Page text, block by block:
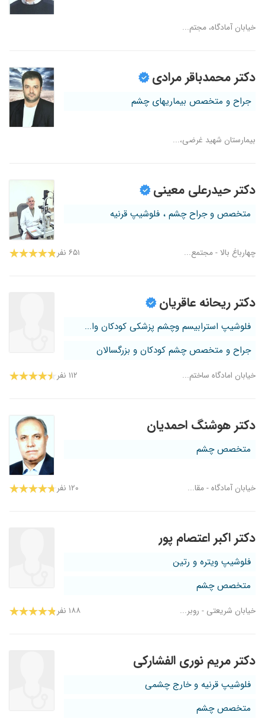
خیابان آمادگاه، مجتم...
دکتر محمدباقر مرادی
جراح و متخصص بیماریهای چشم
بیمارستان شهید غرضی،...
دکتر حیدرعلی معینی
متخصص و جراح چشم ، فلوشیپ قرنیه
چهارباغ بالا - مجتمع... ۶۵۱ نفر
دکتر ریحانه عاقریان
فلوشیپ استرابیسم وچشم پزشکی کودکان وا...
جراح و متخصص چشم کودکان و بزرگسالان
خیابان امادگاه ساختم... ۱۱۲ نفر
دکتر هوشنگ احمدیان
متخصص چشم
خیابان آمادگاه - مقا... ۱۲۰ نفر
دکتر اکبر اعتصام پور
فلوشیپ ویتره و رتین
متخصص چشم
خیابان شریعتی - روبر... ۱۸۸ نفر
دکتر مریم نوری الفشارکی
فلوشیپ قرنیه و خارج چشمی
متخصص چشم